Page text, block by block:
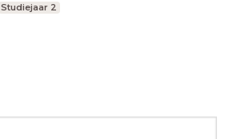
Studiejaar 2